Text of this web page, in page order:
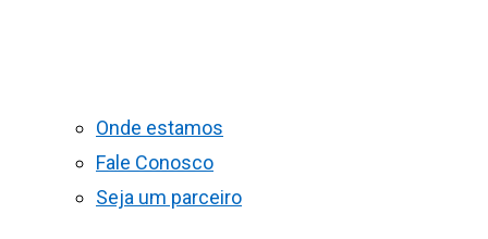
Onde estamos
Fale Conosco
Seja um parceiro